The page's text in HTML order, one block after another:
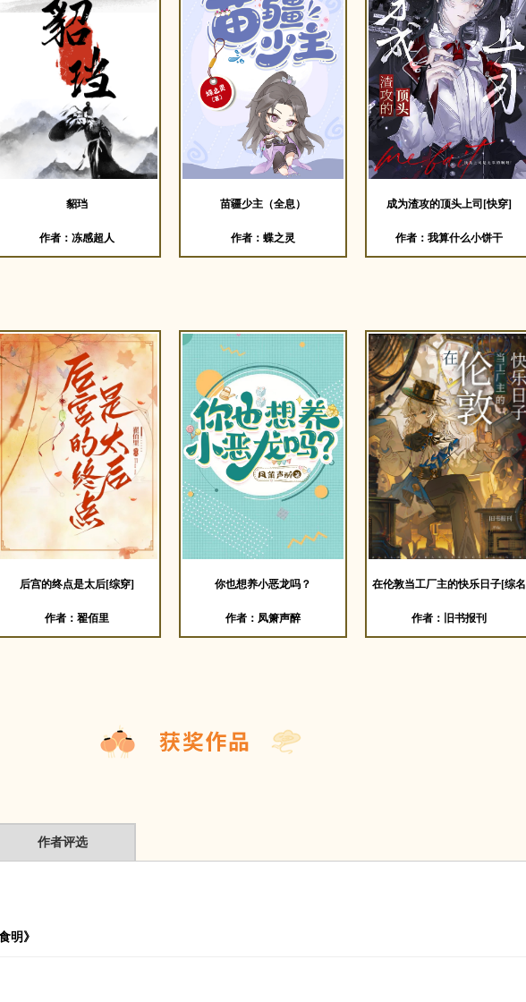
貂珰
作者：冻感超人
苗疆少主（全息）
作者：蝶之灵
成为渣攻的顶头上司[快穿]
作者：我算什么小饼干
后宫的终点是太后[综穿]
作者：翟佰里
你也想养小恶龙吗？
作者：凤箫声醉
在伦敦当工厂主的快乐日子[综名
作者：旧书报刊
作者评选
明》